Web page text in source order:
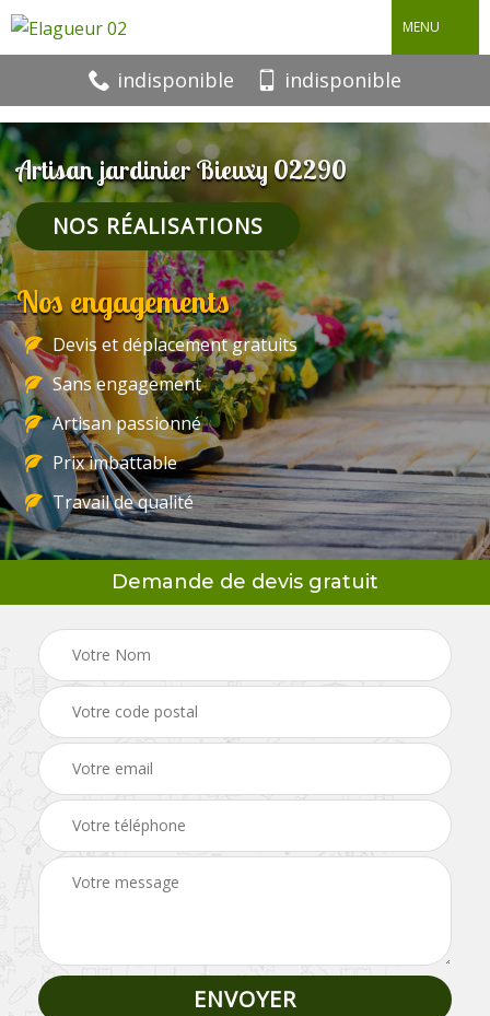
MENU
indisponible indisponible
Artisan jardinier Bieuxy 02290
NOS RÉALISATIONS
Nos engagements
Devis et déplacement gratuits
Sans engagement
Artisan passionné
Prix imbattable
Travail de qualité
Demande de devis gratuit